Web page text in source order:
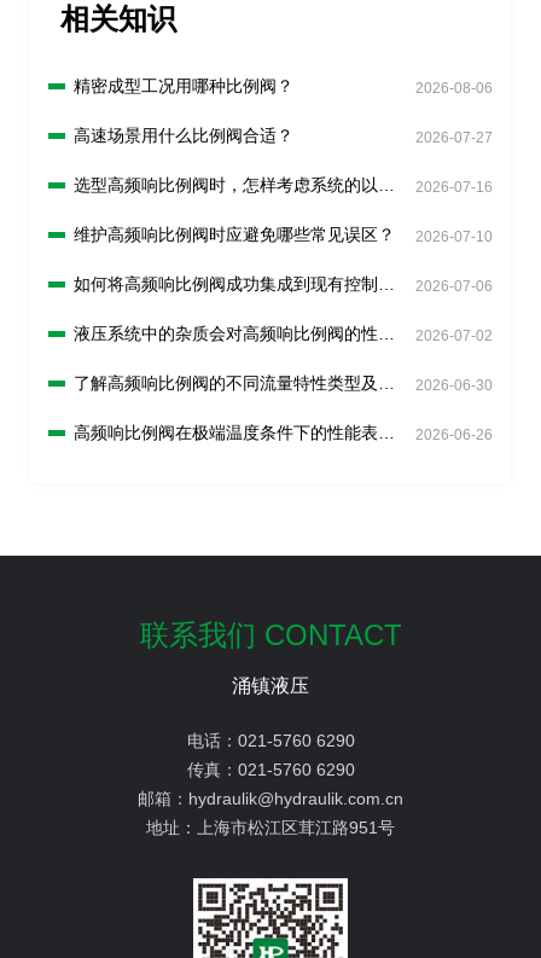
相关知识
精密成型工况用哪种比例阀？ 2026-08-06
高速场景用什么比例阀合适？ 2026-07-27
选型高频响比例阀时，怎样考虑系统的以后
2026-07-16
维护高频响比例阀时应避免哪些常见误区？ 2026-07-10
如何将高频响比例阀成功集成到现有控制系
2026-07-06
液压系统中的杂质会对高频响比例阀的性能
2026-07-02
了解高频响比例阀的不同流量特性类型及选
2026-06-30
高频响比例阀在极端温度条件下的性能表现
2026-06-26
联系我们 CONTACT
涌镇液压
电话： 021-5760 6290
传真： 021-5760 6290
邮箱： hydraulik@hydraulik.com.cn
地址： 上海市松江区茸江路951号